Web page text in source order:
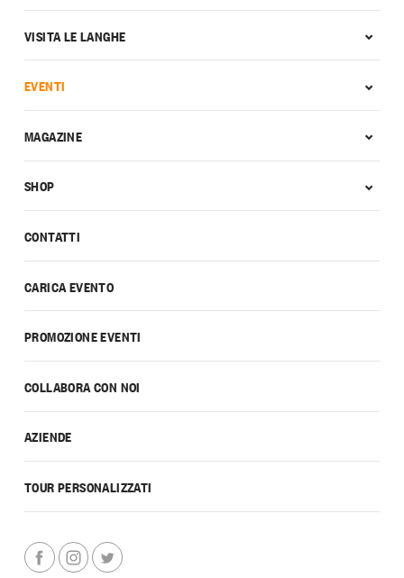
CONTATTI
CARICA EVENTO
PROMOZIONE EVENTI
COLLABORA CON NOI
AZIENDE
TOUR PERSONALIZZATI
VISITA LE LANGHE
EVENTI
MAGAZINE
SHOP